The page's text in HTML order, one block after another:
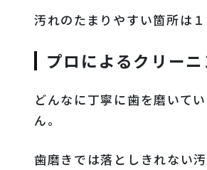
汚れのたまりやすい箇所は
プロによるクリー
どんなに丁寧に歯を磨いて
ん。
歯磨きでは落としきれない